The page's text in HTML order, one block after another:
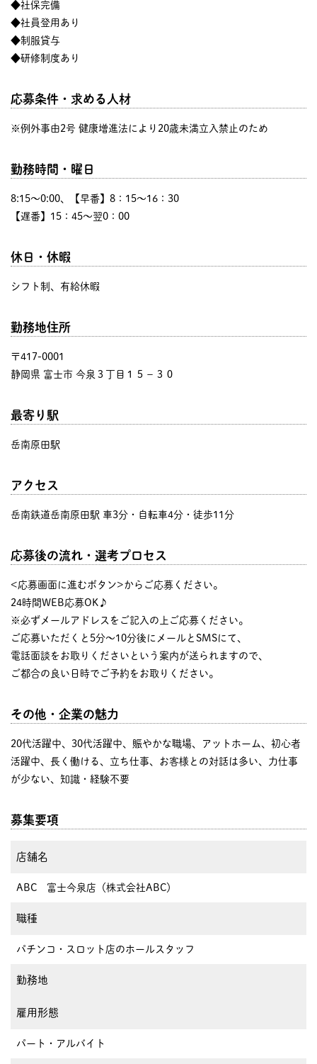
◆社保完備
◆社員登用あり
◆制服貸与
◆研修制度あり
応募条件・求める人材
※例外事由2号 健康増進法により20歳未満立入禁止のため
勤務時間・曜日
8:15〜0:00、【早番】8：15～16：30
【遅番】15：45～翌0：00
休日・休暇
シフト制、有給休暇
勤務地住所
〒417-0001
静岡県 富士市 今泉３丁目１５−３０
最寄り駅
岳南原田駅
アクセス
岳南鉄道岳南原田駅 車3分・自転車4分・徒歩11分
応募後の流れ・選考プロセス
<応募画面に進むボタン>からご応募ください。
24時間WEB応募OK♪
※必ずメールアドレスをご記入の上ご応募ください。
ご応募いただくと5分～10分後にメールとSMSにて、
電話面談をお取りくださいという案内が送られますので、
ご都合の良い日時でご予約をお取りください。
その他・企業の魅力
20代活躍中、30代活躍中、賑やかな職場、アットホーム、初心者
活躍中、長く働ける、立ち仕事、お客様との対話は多い、力仕事
が少ない、知識・経験不要
募集要項
店舗名
ABC 富士今泉店（株式会社ABC）
職種
パチンコ・スロット店のホールスタッフ
勤務地
雇用形態
パート・アルバイト